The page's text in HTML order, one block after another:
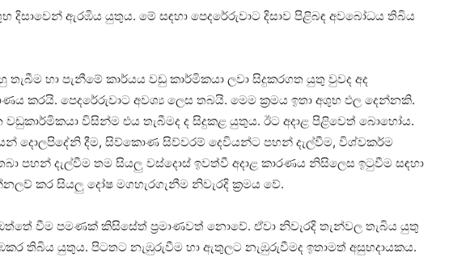
දිසාවෙන් ඇරඹිය යුතුය. මේ සඳහා පෙදරේරුවාට දිසාව පිළිබඳ අවබෝධය තිබිය
හා පැනීමේ කාර්යය වඩු කාර්මිකයා ලවා සිදුකරගත යුතු වුවද අද
කරයි. පෙදරේරුවාට අවශ්‍ය ලෙස තබයි. මෙම ක්‍රමය ඉතා අශුභ ඵල දෙන්නකි.
විසින්ම එය තැබීමද ද සිදුකළ යුතුය. ඊට අදාළ පිළිවෙත් බොහෝය.
දොලපිදේනි දීම, සිව්කොණ සිව්වරම් දෙවියන්ට පහන් දැල්වීම, විශ්වකර්ම
පහන් දැල්වීම තම සියලු වස්‌දොස්‌ ඉවත්වී අදාළ කාරණය නිසිලෙස ඉටුවීම සඳහා
කර සියලු දෝෂ මගහැරගැනීම නිවැරදි ක්‍රමය වේ.
වීම පමණක්‌ කිසිසේත් ප්‍රමාණවත් නොවේ. ඒවා නිවැරදි තැන්වල තැබිය යුතු
තිබිය යුතුය. පිටතට නැඹුරුවීම හා ඇතුලට නැඹුරුවීමද ඉතාමත් අසුභදායකය.